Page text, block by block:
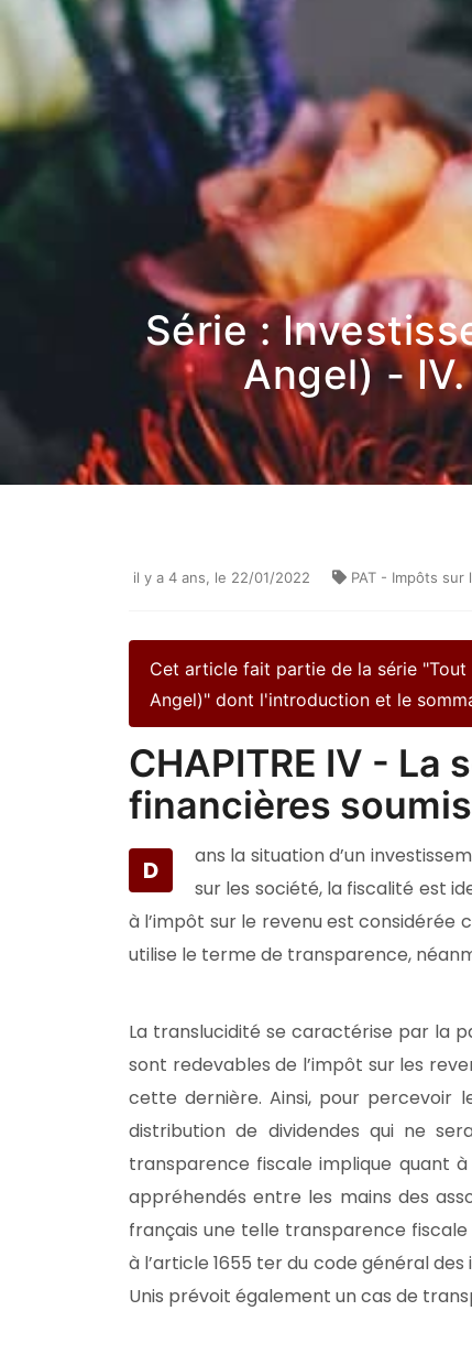
Série :
Angel) -
il y a 4 ans , le 22/01/2022 PAT - Impôts sur
Cet article fait partie de la série
Angel)" dont l'introduction et le
CHAPITRE IV -
financières
D
ans la situation d’un
sur les société, la fiscalité est
à l’impôt sur le revenu est considérée
utilise le terme de transparence,
La translucidité se caractérise par la
sont redevables de l’impôt sur les
cette dernière. Ainsi, pour percevoir
distribution de dividendes qui ne
transparence fiscale implique quant
appréhendés entre les mains des
français une telle transparence
à l’article 1655 ter du code général
Unis prévoit également un cas de